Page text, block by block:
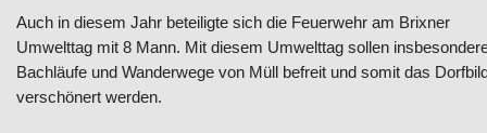
Auch in diesem Jahr beteiligte sich die Feuerwehr am Brixner
Umwelttag mit 8 Mann. Mit diesem Umwelttag sollen
Bachläufe und Wanderwege von Müll befreit und somit das
verschönert werden.